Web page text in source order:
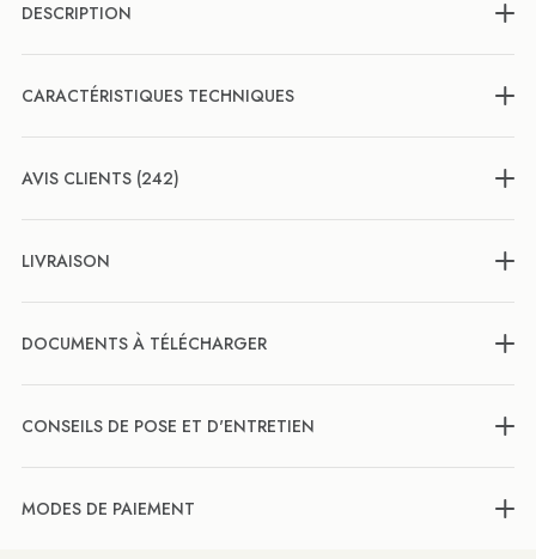
DESCRIPTION
CARACTÉRISTIQUES TECHNIQUES
AVIS CLIENTS (242)
LIVRAISON
DOCUMENTS À TÉLÉCHARGER
CONSEILS DE POSE ET D'ENTRETIEN
MODES DE PAIEMENT